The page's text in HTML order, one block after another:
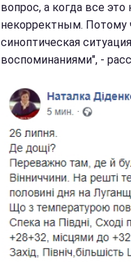
вопрос, а когда все
некорректным. Потому
синоптическая
воспоминаниями", -